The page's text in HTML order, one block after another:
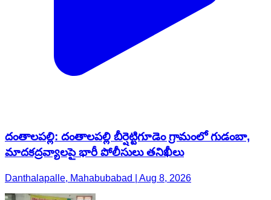
దంతాలపల్లి: దంతాలపల్లి బీర్షెట్టిగూడెం గ్రామంలో గుడంబా,
మాదకద్రవ్యాలపై భారీ పోలీసులు తనిఖీలు
Danthalapalle, Mahabubabad | Aug 8, 2026